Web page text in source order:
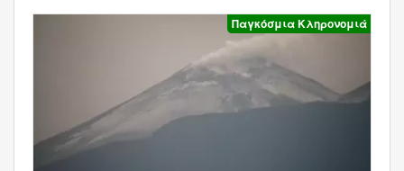
Παγκόσμια Κληρονομιά